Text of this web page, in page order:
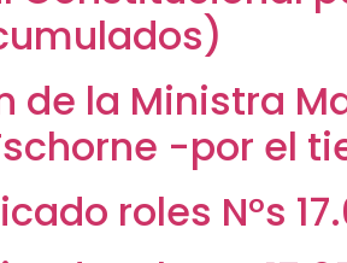
de la Ministra
-por el
roles N°s